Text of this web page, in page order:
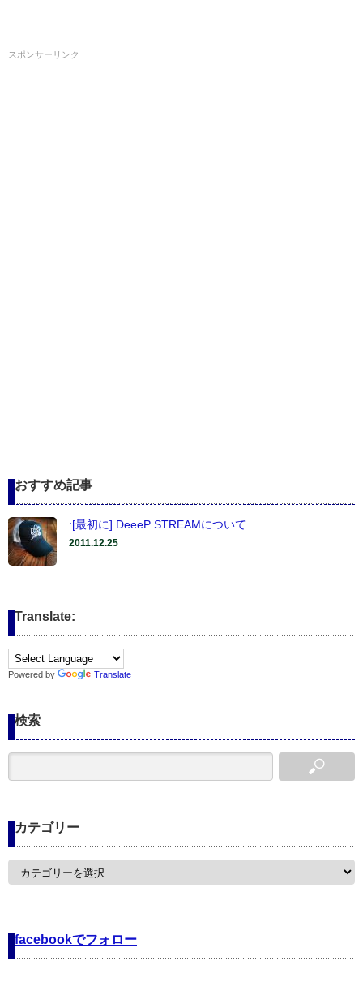
スポンサーリンク
おすすめ記事
:[最初に] DeeeP STREAMについて
2011.12.25
Translate:
Powered by Translate
検索
カテゴリー
カ
facebookでフォロー